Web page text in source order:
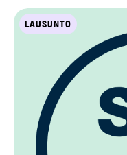
LAUSUNTO